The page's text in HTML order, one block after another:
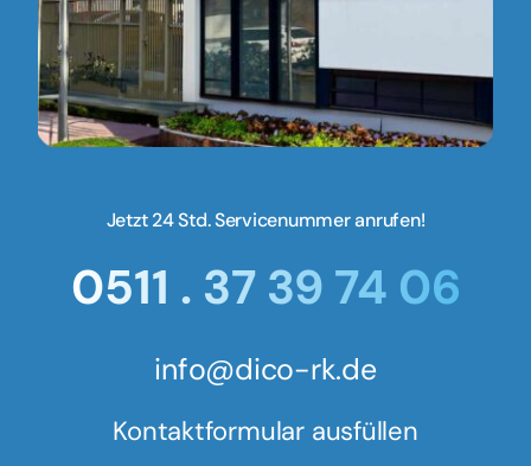
Jetzt 24 Std. Servicenummer anrufen!
0511 . 37 39 74 06
info@dico-rk.de
Kontaktformular ausfüllen